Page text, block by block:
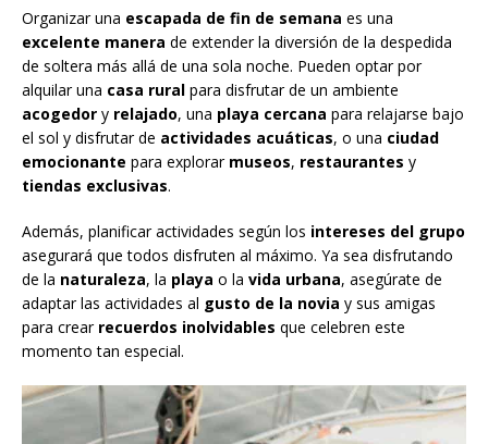
Organizar una escapada de fin de semana es una
excelente manera de extender la diversión de la despedida
de soltera más allá de una sola noche. Pueden optar por
alquilar una casa rural para disfrutar de un ambiente
acogedor y relajado, una playa cercana para relajarse bajo
el sol y disfrutar de actividades acuáticas, o una ciudad
emocionante para explorar museos, restaurantes y
tiendas exclusivas.
Además, planificar actividades según los intereses del grupo
asegurará que todos disfruten al máximo. Ya sea disfrutando
de la naturaleza, la playa o la vida urbana, asegúrate de
adaptar las actividades al gusto de la novia y sus amigas
para crear recuerdos inolvidables que celebren este
momento tan especial.